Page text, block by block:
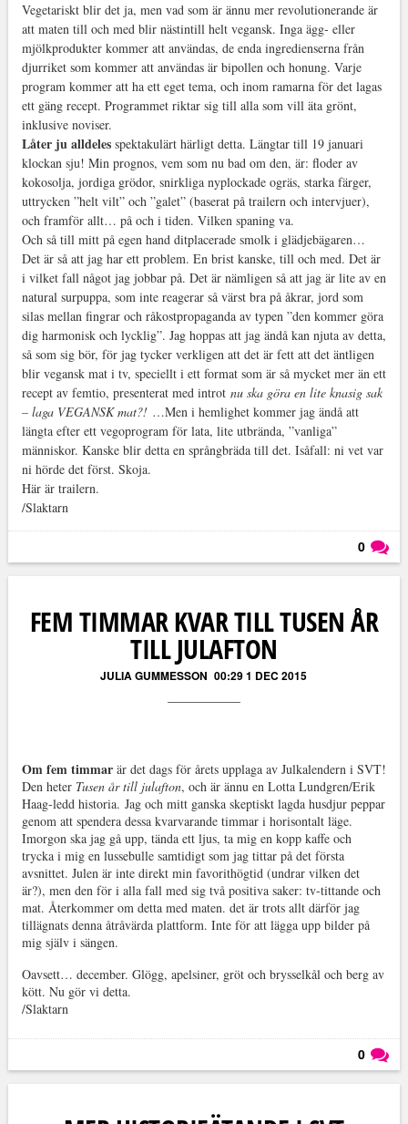
Vegetariskt blir det ja, men vad som är ännu mer revolutionerande är
att maten till och med blir nästintill helt vegansk. Inga ägg- eller
mjölkprodukter kommer att användas, de enda ingredienserna från
djurriket som kommer att användas är bipollen och honung. Varje
program kommer att ha ett eget tema, och inom ramarna för det lagas
ett gäng recept. Programmet riktar sig till alla som vill äta grönt,
inklusive noviser.
Låter ju alldeles spektakulärt härligt detta. Längtar till 19 januari
klockan sju! Min prognos, vem som nu bad om den, är: floder av
kokosolja, jordiga grödor, snirkliga nyplockade ogräs, starka färger,
uttrycken ”helt vilt” och ”galet” (baserat på trailern och intervjuer),
och framför allt… på och i tiden. Vilken spaning va.
Och så till mitt på egen hand ditplacerade smolk i glädjebägaren…
Det är så att jag har ett problem. En brist kanske, till och med. Det är
i vilket fall något jag jobbar på. Det är nämligen så att jag är lite av en
natural surpuppa, som inte reagerar så värst bra på åkrar, jord som
silas mellan fingrar och råkostpropaganda av typen ”den kommer göra
dig harmonisk och lycklig”. Jag hoppas att jag ändå kan njuta av detta,
så som sig bör, för jag tycker verkligen att det är fett att det äntligen
blir vegansk mat i tv, speciellt i ett format som är så mycket mer än ett
recept av femtio, presenterat med introt nu ska göra en lite knasig sak
– laga VEGANSK mat?!…Men i hemlighet kommer jag ändå att
längta efter ett vegoprogram för lata, lite utbrända, ”vanliga”
människor. Kanske blir detta en språngbräda till det. Isåfall: ni vet var
ni hörde det först. Skoja.
Här är trailern.
/Slaktarn
0
FEM TIMMAR KVAR TILL TUSEN ÅR
TILL JULAFTON
JULIA GUMMESSON 00:29 1 DEC 2015
Om fem timmar är det dags för årets upplaga av Julkalendern i SVT!
Den heter Tusen år till julafton, och är ännu en Lotta Lundgren/Erik
Haag-ledd historia. Jag och mitt ganska skeptiskt lagda husdjur peppar
genom att spendera dessa kvarvarande timmar i horisontalt läge.
Imorgon ska jag gå upp, tända ett ljus, ta mig en kopp kaffe och
trycka i mig en lussebulle samtidigt som jag tittar på det första
avsnittet. Julen är inte direkt min favorithögtid (undrar vilken det
är?), men den för i alla fall med sig två positiva saker: tv-tittande och
mat. Återkommer om detta med maten. det är trots allt därför jag
tillägnats denna åtråvärda plattform. Inte för att lägga upp bilder på
mig själv i sängen.
Oavsett… december. Glögg, apelsiner, gröt och brysselkål och berg av
kött. Nu gör vi detta.
/Slaktarn
0